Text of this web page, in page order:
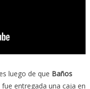
luego de que Baños
entregada una caja en